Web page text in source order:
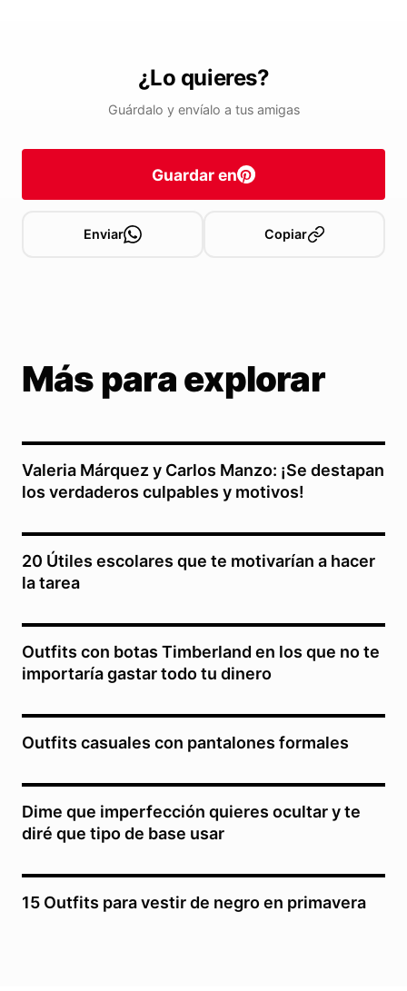
¿Lo quieres?
Guárdalo y envíalo a tus amigas
Guardar en
Enviar Copiar
Más para explorar
Valeria Márquez y Carlos Manzo: ¡Se destapan
los verdaderos culpables y motivos!
20 Útiles escolares que te motivarían a hacer
la tarea
Outfits con botas Timberland en los que no te
importaría gastar todo tu dinero
Outfits casuales con pantalones formales
Dime que imperfección quieres ocultar y te
diré que tipo de base usar
15 Outfits para vestir de negro en primavera